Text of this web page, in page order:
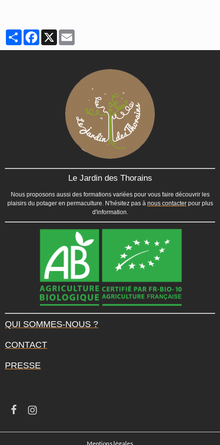
PartagerFacebook
X
Le Jardin des Thorains
Nous proposons aussi des formations variées pour vous faire découvrir les
plaisirs du potager en permaculture. N'hésitez pas à nous contacterpour plus
d'information.
QUI SOMMES-NOUS ?
CONTACT
PRESSE
Mentions légales